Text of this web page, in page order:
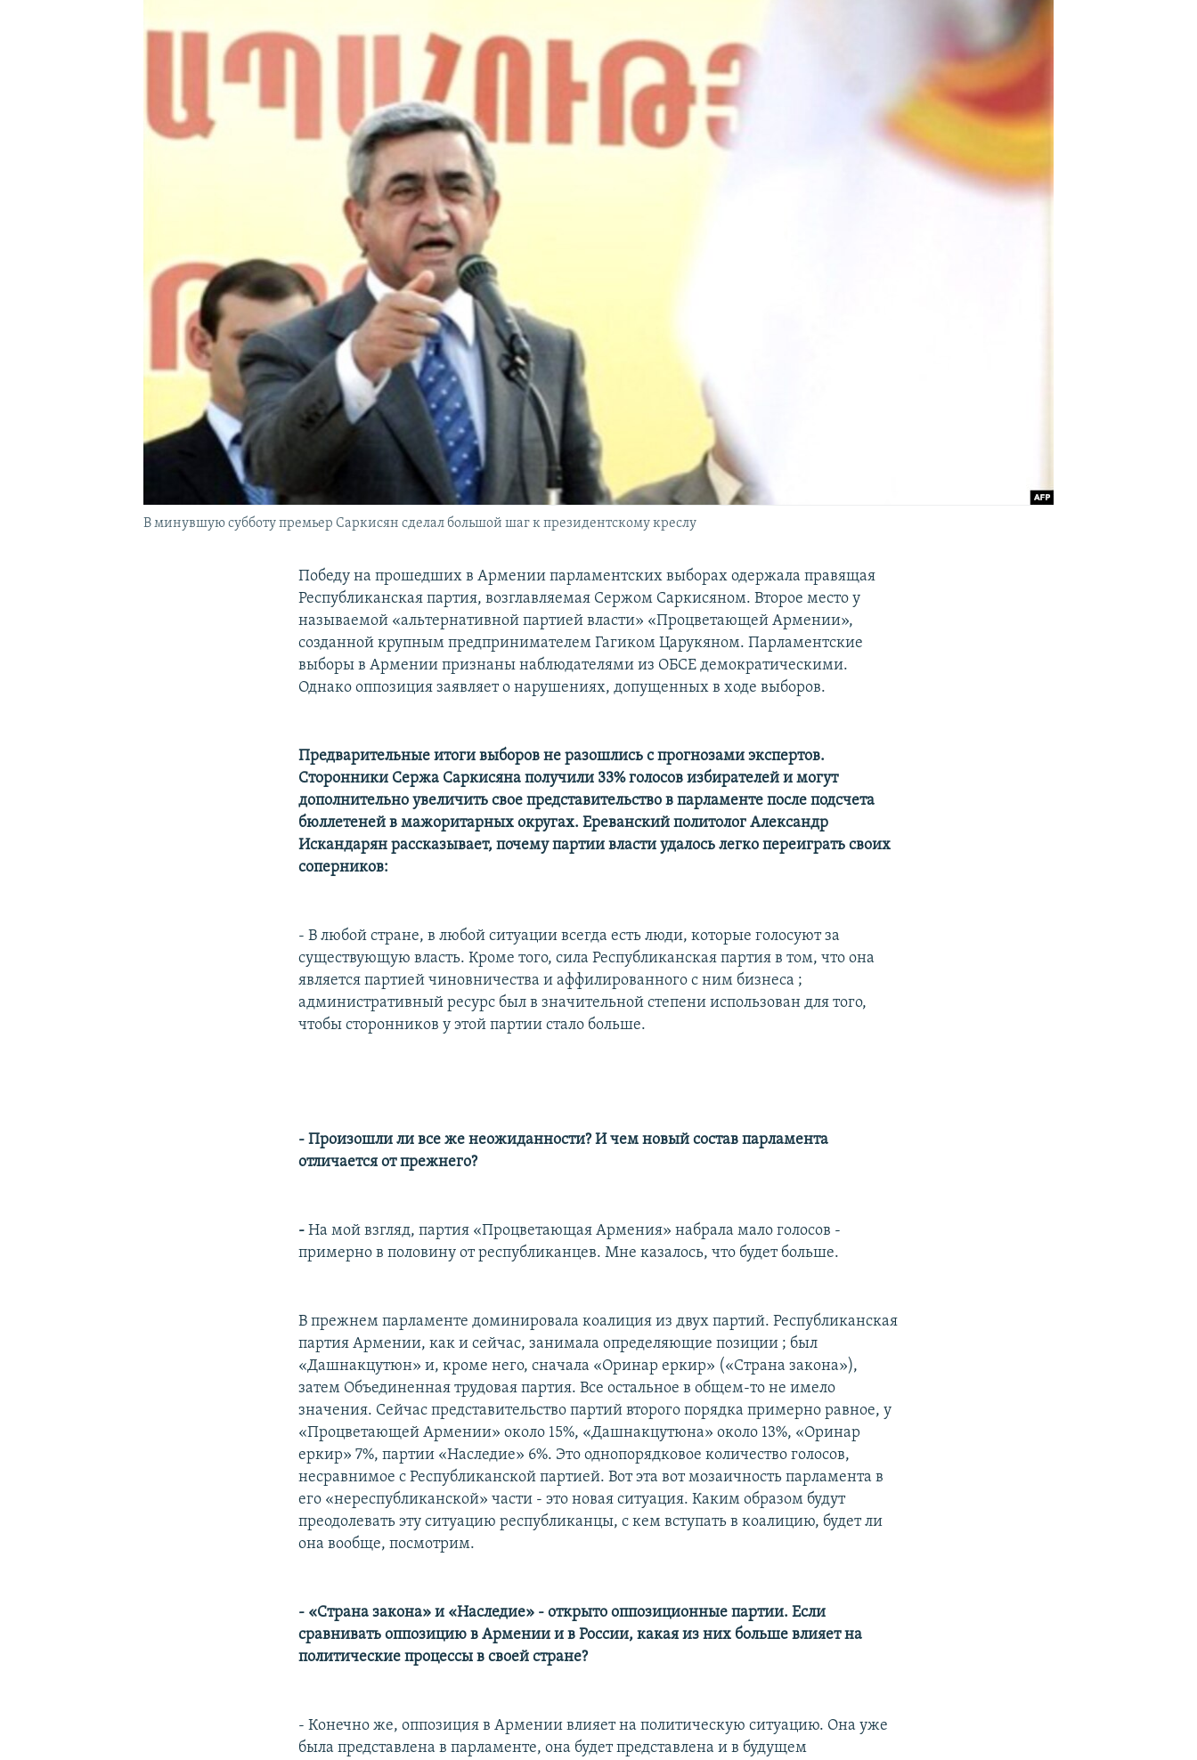
ПОДПИШИТЕСЬ НА РАССЫЛКУ
В минувшую субботу премьер Саркисян сделал большой шаг к президентскому креслу
Победу на прошедших в Армении парламентских выборах одержала правящая
Республиканская партия, возглавляемая Сержом Саркисяном. Второе место у
называемой «альтернативной партией власти» «Процветающей Армении»,
созданной крупным предпринимателем Гагиком Царукяном. Парламентские
выборы в Армении признаны наблюдателями из ОБСЕ демократическими.
Однако оппозиция заявляет о нарушениях, допущенных в ходе выборов.
Предварительные итоги выборов не разошлись с прогнозами экспертов.
Сторонники Сержа Саркисяна получили 33% голосов избирателей и могут
дополнительно увеличить свое представительство в парламенте после подсчета
бюллетеней в мажоритарных округах. Ереванский политолог Александр
Искандарян рассказывает, почему партии власти удалось легко переиграть своих
соперников:
- В любой стране, в любой ситуации всегда есть люди, которые голосуют за
существующую власть. Кроме того, сила Республиканская партия в том, что она
является партией чиновничества и аффилированного с ним бизнеса ;
административный ресурс был в значительной степени использован для того,
чтобы сторонников у этой партии стало больше.
- Произошли ли все же неожиданности? И чем новый состав парламента
отличается от прежнего?
-На мой взгляд, партия «Процветающая Армения» набрала мало голосов -
примерно в половину от республиканцев. Мне казалось, что будет больше.
В прежнем парламенте доминировала коалиция из двух партий. Республиканская
партия Армении, как и сейчас, занимала определяющие позиции ; был
«Дашнакцутюн» и, кроме него, сначала «Оринар еркир» («Страна закона»),
затем Объединенная трудовая партия. Все остальное в общем-то не имело
значения. Сейчас представительство партий второго порядка примерно равное, у
«Процветающей Армении» около 15%, «Дашнакцутюна» около 13%, «Оринар
еркир» 7%, партии «Наследие» 6%. Это однопорядковое количество голосов,
несравнимое с Республиканской партией. Вот эта вот мозаичность парламента в
его «нереспубликанской» части - это новая ситуация. Каким образом будут
преодолевать эту ситуацию республиканцы, с кем вступать в коалицию, будет ли
она вообще, посмотрим.
- «Страна закона» и «Наследие» - открыто оппозиционные партии. Если
сравнивать оппозицию в Армении и в России, какая из них больше влияет на
политические процессы в своей стране?
- Конечно же, оппозиция в Армении влияет на политическую ситуацию. Она уже
была представлена в парламенте, она будет представлена и в будущем